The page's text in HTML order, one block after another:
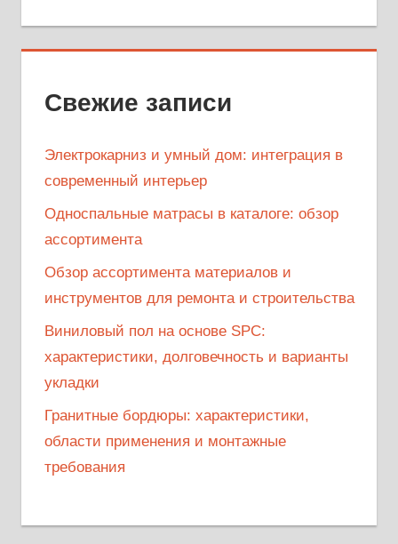
Свежие записи
Электрокарниз и умный дом: интеграция в
современный интерьер
Односпальные матрасы в каталоге: обзор
ассортимента
Обзор ассортимента материалов и
инструментов для ремонта и строительства
Виниловый пол на основе SPC:
характеристики, долговечность и варианты
укладки
Гранитные бордюры: характеристики,
области применения и монтажные
требования